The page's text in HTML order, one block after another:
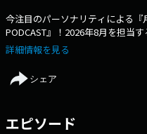
今注目のパーソナリティによる
PODCAST』！2026年8月を担当
時頃配信です！【過去に担当した
（1月）、打首獄門同好会（2月）
月）、ゆる言語学ラジオ（5月）
2025年みなみかわ（2月）、にぼ
ーチ（10月）、ハナコ（11月）、
詳細情報を見る
シェア
エピソード